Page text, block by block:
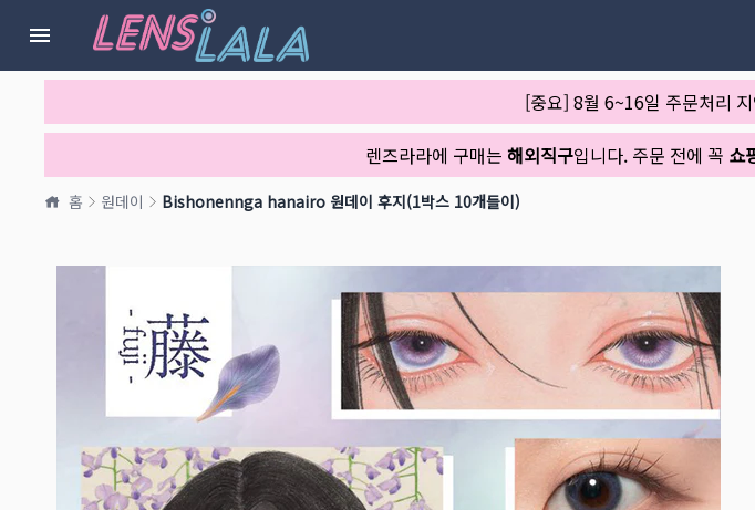
[중요] 8월 6~16일 주문처리
렌즈라라에 구매는 해외직구입니다. 주문 전에 꼭 쇼
홈 원데이 Bishonennga hanairo 원데이 후지(1박스 10개들이)